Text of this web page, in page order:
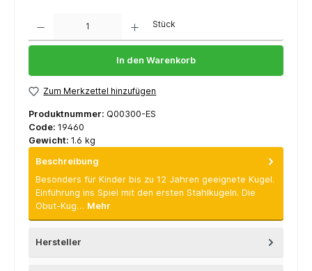
Stück
In den Warenkorb
Zum Merkzettel hinzufügen
Produktnummer: Q00300-ES
Code: 19460
Gewicht: 1.6 kg
Beschreibung
Besonders für Kinder bis zu 12 Jahren geeignete Kugel.
Einführung ins Spiel mit den ersten Stahlkugeln. Die
Obut-Kug… Mehr
Hersteller